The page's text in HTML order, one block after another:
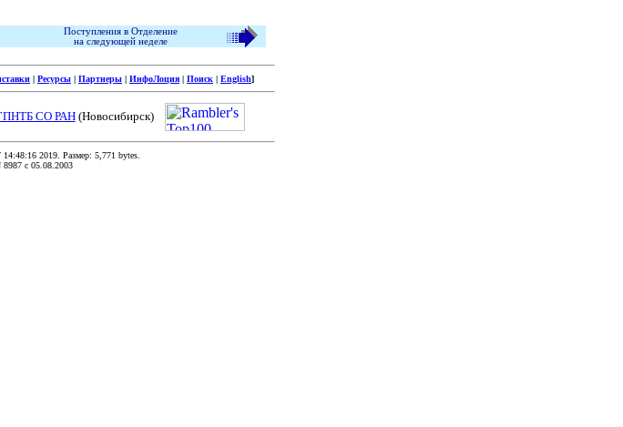
Поступления в Отделение
на следующей неделе
| Ресурсы | Партнеры | ИнфоЛоция | Поиск | English]
СО РАН(Новосибирск)
14:48:16 2019. Размер: 5,771 bytes.
8987 c 05.08.2003